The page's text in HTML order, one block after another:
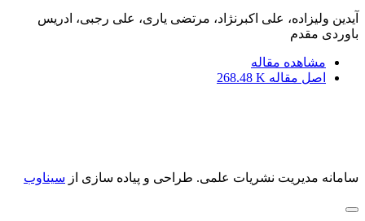
آیدین ولیزاده، علی اکبرنژاد، مرتضی یاری، علی رجبی، ادریس
باوردی مقدم
مشاهده مقاله
اصل مقاله 268.48 K
سامانه مدیریت نشریات علمی. طراحی و پیاده سازی از سیناوب